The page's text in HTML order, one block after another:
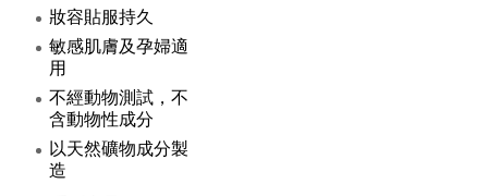
妝容貼服持久
敏感肌膚及孕婦適
用
不經動物測試，不
含動物性成分
以天然礦物成分製
造